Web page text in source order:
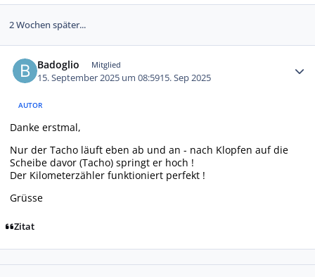
2 Wochen später...
Badoglio Mitglied
15. September 2025 um 08:5915. Sep 2025
AUTOR
Danke erstmal,
Nur der Tacho läuft eben ab und an - nach Klopfen auf die
Scheibe davor (Tacho) springt er hoch !
Der Kilometerzähler funktioniert perfekt !
Grüsse
Zitat